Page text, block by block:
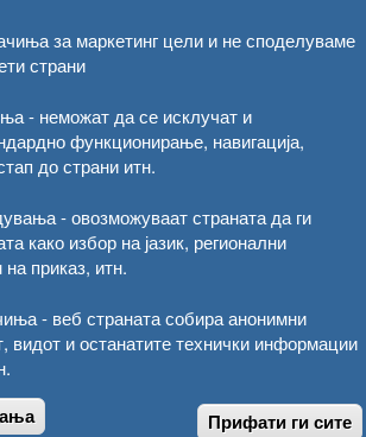
за маркетинг цели и не споделуваме
страни
- неможат да се исклучат и
функционирање, навигација,
до страни итн.
- овозможуваат страната да ги
како избор на јазик, регионални
приказ, итн.
- веб страната собира анонимни
видот и останатите технички информации
Прифати ги сите